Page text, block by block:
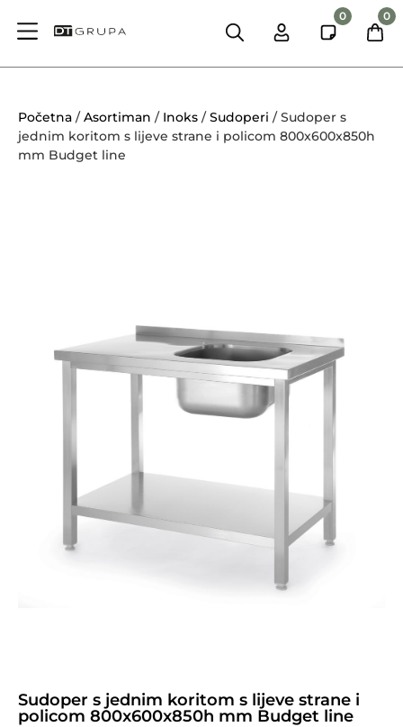
0 0
Početna /Asortiman / Inoks /Sudoperi / Sudoper s
jednim koritom s lijeve strane i policom 800x600x850h
mm Budget line
Sudoper s jednim koritom s lijeve strane i
policom 800x600x850h mm Budget line